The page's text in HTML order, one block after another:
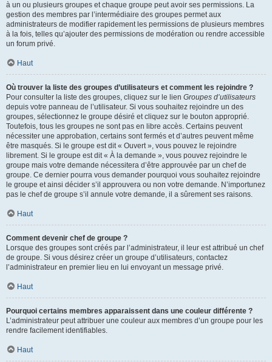
à un ou plusieurs groupes et chaque groupe peut avoir ses permissions. La
gestion des membres par l’intermédiaire des groupes permet aux
administrateurs de modifier rapidement les permissions de plusieurs membres
à la fois, telles qu’ajouter des permissions de modération ou rendre accessible
un forum privé.
Haut
Où trouver la liste des groupes d’utilisateurs et comment les rejoindre ?
Pour consulter la liste des groupes, cliquez sur le lien Groupes d’utilisateurs
depuis votre panneau de l’utilisateur. Si vous souhaitez rejoindre un des
groupes, sélectionnez le groupe désiré et cliquez sur le bouton approprié.
Toutefois, tous les groupes ne sont pas en libre accès. Certains peuvent
nécessiter une approbation, certains sont fermés et d’autres peuvent même
être masqués. Si le groupe est dit « Ouvert », vous pouvez le rejoindre
librement. Si le groupe est dit « À la demande », vous pouvez rejoindre le
groupe mais votre demande nécessitera d’être approuvée par un chef de
groupe. Ce dernier pourra vous demander pourquoi vous souhaitez rejoindre
le groupe et ainsi décider s’il approuvera ou non votre demande. N’importunez
pas le chef de groupe s’il annule votre demande, il a sûrement ses raisons.
Haut
Comment devenir chef de groupe ?
Lorsque des groupes sont créés par l’administrateur, il leur est attribué un chef
de groupe. Si vous désirez créer un groupe d’utilisateurs, contactez
l’administrateur en premier lieu en lui envoyant un message privé.
Haut
Pourquoi certains membres apparaissent dans une couleur différente ?
L’administrateur peut attribuer une couleur aux membres d’un groupe pour les
rendre facilement identifiables.
Haut